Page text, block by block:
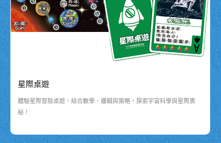
星際桌遊
體驗星際冒險桌遊，結合數學、邏輯與策略，探索宇宙科學與星際奧
秘！